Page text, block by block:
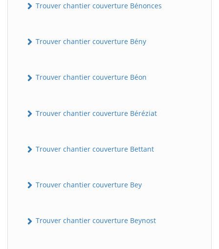
Trouver chantier couverture Bénonces
Trouver chantier couverture Bény
Trouver chantier couverture Béon
Trouver chantier couverture Béréziat
Trouver chantier couverture Bettant
Trouver chantier couverture Bey
Trouver chantier couverture Beynost